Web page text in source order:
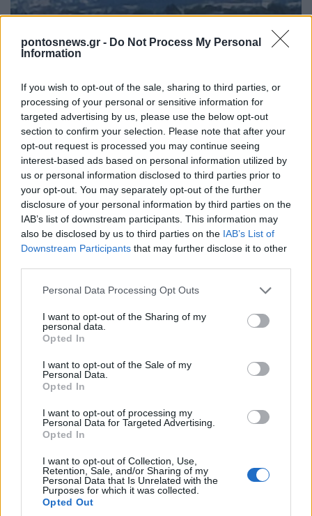
pontosnews.gr - Do Not Process My Personal
Information
If you wish to opt-out of the sale, sharing to third parties, or
processing of your personal or sensitive information for
targeted advertising by us, please use the below opt-out
section to confirm your selection. Please note that after your
opt-out request is processed you may continue seeing
interest-based ads based on personal information utilized by
us or personal information disclosed to third parties prior to
your opt-out. You may separately opt-out of the further
disclosure of your personal information by third parties on the
IAB’s list of downstream participants. This information may
also be disclosed by us to third parties on the IAB’s List of
Downstream Participants that may further disclose it to other
Please note that this website/app uses one or more Google
not limited to your visit or usage behaviour. You may click to
grant or deny consent to Google and its third-party tags to
use your data for below specified purposes in below Google
consent section.
Personal Data Processing Opt Outs
I want to opt-out of the Sharing of my
personal data.
Opted In
I want to opt-out of the Sale of my
Personal Data.
Opted In
I want to opt-out of processing my
Personal Data for Targeted Advertising.
Opted In
I want to opt-out of Collection, Use,
Retention, Sale, and/or Sharing of my
Personal Data that Is Unrelated with the
Purposes for which it was collected.
Opted Out
Θεσσαλονίκη: Πυρκαγιά σε δασική έκταση στο
7/08/2026 - 4:41μμ
συμπληρώνει ο προσφυγικός οικισμός – Η
ιστορία του ξεριζωμού από την Αφθόνη του
Μαρμαρά
7/08/2026 - 2:00μμ